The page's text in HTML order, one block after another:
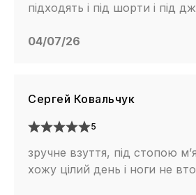
підходять і під шорти і під
04/07/26
Сергей Ковальчук
5
зручне взуття, під стопою
хожу цілий день і ноги не